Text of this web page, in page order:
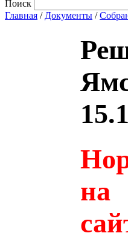
Поиск
Главная / Документы /
на